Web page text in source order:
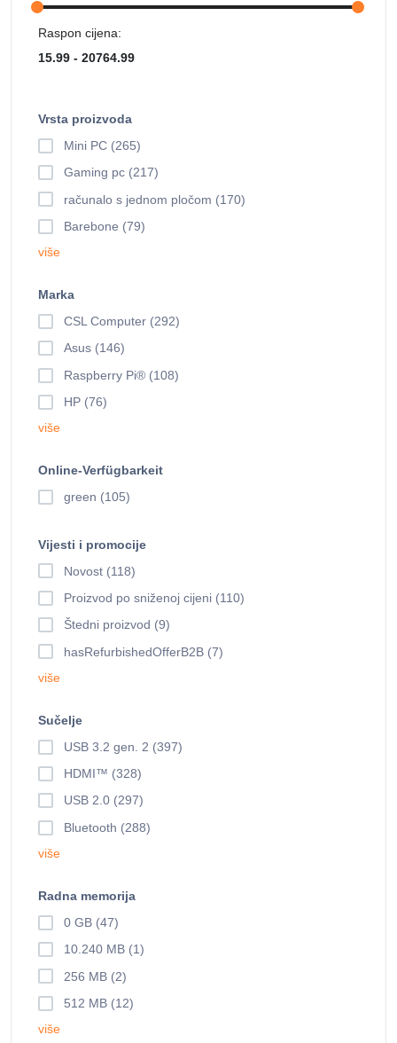
Raspon cijena:
Vrsta proizvoda
Mini PC (265)
Gaming pc (217)
računalo s jednom pločom (170)
Barebone (79)
više
Marka
CSL Computer (292)
Asus (146)
Raspberry Pi® (108)
HP (76)
više
Online-Verfügbarkeit
green (105)
Vijesti i promocije
Novost (118)
Proizvod po sniženoj cijeni (110)
Štedni proizvod (9)
hasRefurbishedOfferB2B (7)
više
Sučelje
USB 3.2 gen. 2 (397)
HDMI™ (328)
USB 2.0 (297)
Bluetooth (288)
više
Radna memorija
0 GB (47)
10.240 MB (1)
256 MB (2)
512 MB (12)
više